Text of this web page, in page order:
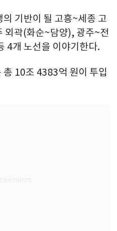
기반이 될 고흥~세종 고
외곽(화순~담양), 광주~전
4개 노선을 이야기한다.
10조 4383억 원이 투입